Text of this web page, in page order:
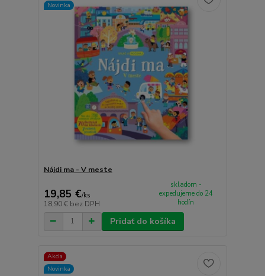
Novinka
Nájdi ma - V meste
19,85 €/ks
18,90 € bez DPH
skladom -
expedujeme do 24
hodín
Pridať do košíka
Akcia
Novinka